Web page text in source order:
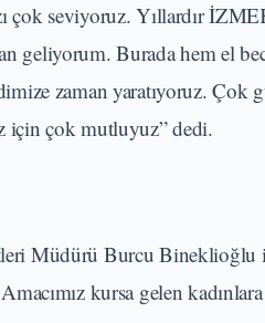
çok seviyoruz. Yıllardır
geliyorum. Burada hem el
zaman yaratıyoruz. Çok
için çok mutluyuz” dedi.
Müdürü Burcu Bineklioğlu
Amacımız kursa gelen